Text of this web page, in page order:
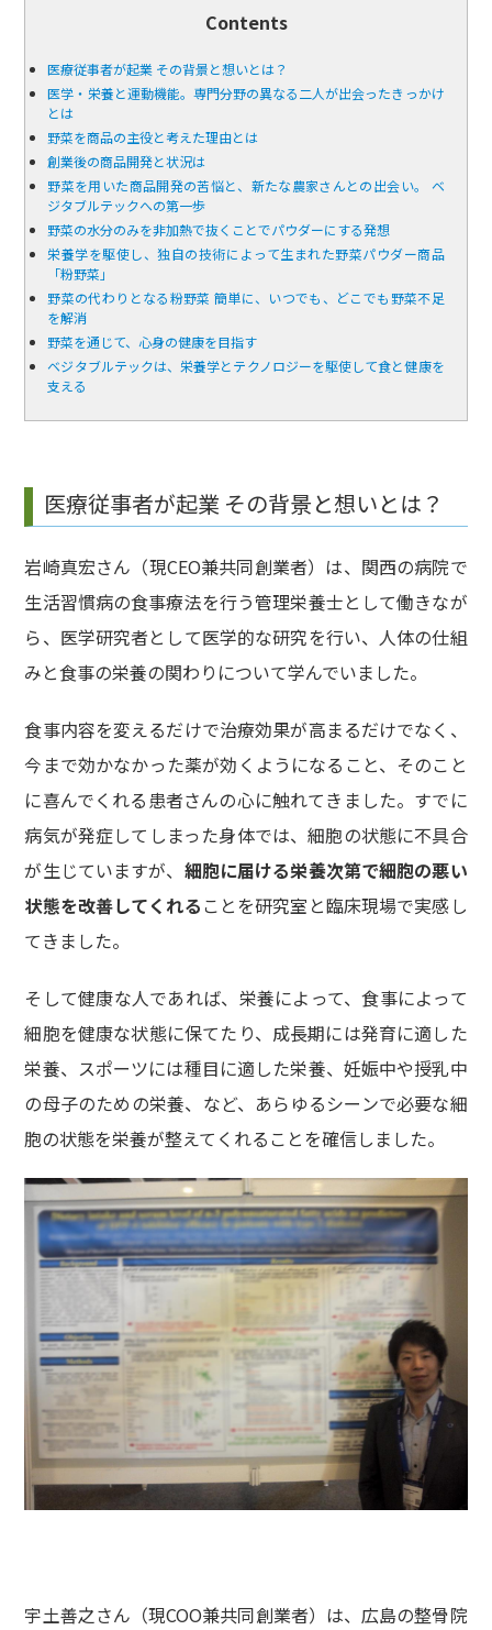
Contents
医療従事者が起業 その背景と想いとは？
医学・栄養と運動機能。専門分野の異なる二人が出会ったきっかけ
とは
野菜を商品の主役と考えた理由とは
創業後の商品開発と状況は
野菜を用いた商品開発の苦悩と、新たな農家さんとの出会い。 ベ
ジタブルテックへの第一歩
野菜の水分のみを非加熱で抜くことでパウダーにする発想
栄養学を駆使し、独自の技術によって生まれた野菜パウダー商品
「粉野菜」
野菜の代わりとなる粉野菜 簡単に、いつでも、どこでも野菜不足
を解消
野菜を通じて、心身の健康を目指す
ベジタブルテックは、栄養学とテクノロジーを駆使して食と健康を
支える
医療従事者が起業 その背景と想いとは？
岩崎真宏さん（現CEO兼共同創業者）は、関西の病院で
生活習慣病の食事療法を行う管理栄養士として働きなが
ら、医学研究者として医学的な研究を行い、人体の仕組
みと食事の栄養の関わりについて学んでいました。
食事内容を変えるだけで治療効果が高まるだけでなく、
今まで効かなかった薬が効くようになること、そのこと
に喜んでくれる患者さんの心に触れてきました。すでに
病気が発症してしまった身体では、細胞の状態に不具合
が生じていますが、 細胞に届ける栄養次第で細胞の悪い
状態を改善してくれる ことを研究室と臨床現場で実感し
てきました。
そして健康な人であれば、栄養によって、食事によって
細胞を健康な状態に保てたり、成長期には発育に適した
栄養、スポーツには種目に適した栄養、妊娠中や授乳中
の母子のための栄養、など、あらゆるシーンで必要な細
胞の状態を栄養が整えてくれることを確信しました。
宇土善之さん（現COO兼共同創業者）は、広島の整骨院